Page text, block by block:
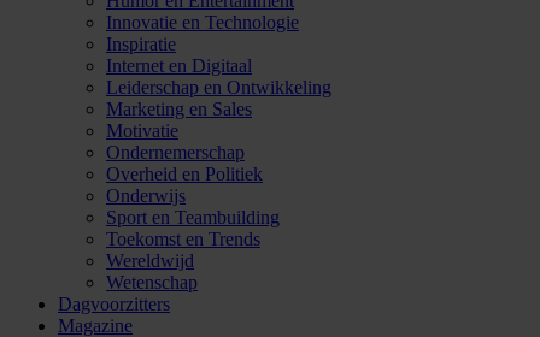
Innovatie en Technologie
Inspiratie
Internet en Digitaal
Leiderschap en Ontwikkeling
Marketing en Sales
Motivatie
Ondernemerschap
Overheid en Politiek
Onderwijs
Sport en Teambuilding
Toekomst en Trends
Wereldwijd
Wetenschap
Dagvoorzitters
Magazine